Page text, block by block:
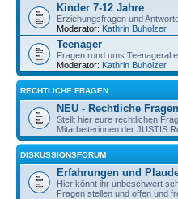
Kinder 7-12 Jahre
Erziehungsfragen und
Moderator: Kathrin Buholzer
Teenager
Fragen rund ums
Moderator: Kathrin Buholzer
RECHTLICHE FRAGEN
NEU - Rechtliche Fragen
Stellt hier eure rechtlichen
Mitarbeiterinnen der JUSTIS
DISKUSSIONSFORUM
Erfahrungen und
Hier könnt ihr unbeschwert
Fragen stellen und offen und